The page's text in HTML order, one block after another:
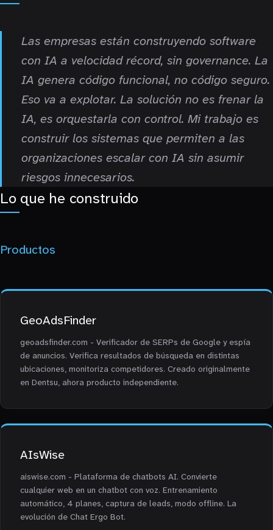
Las empresas están construyendo software
con IA a velocidad récord, sin governance. La
IA genera código funcional, no código seguro.
Eso va a explotar. La solución no es frenar la
IA, es orquestarla con control. Mi trabajo es
construir los sistemas que permiten a las
organizaciones escalar con IA sin asumir
riesgos innecesarios.
Lo que he construido
Productos
GeoAdsFinder
geoadsfinder.com - Verificador de SERPs de Google y espía
de anuncios. Verifica resultados de búsqueda en distintas
ubicaciones, monitoriza competidores. Creado originalmente
en Dentsu, ahora producto independiente.
AIsWise
aiswise.com - Plataforma de chatbots AI. Convierte
cualquier web en un chatbot con voz. Entrenamiento
automático, 4 planes, captura de leads, modo offline. La
evolución de Chat Ergo Bot.